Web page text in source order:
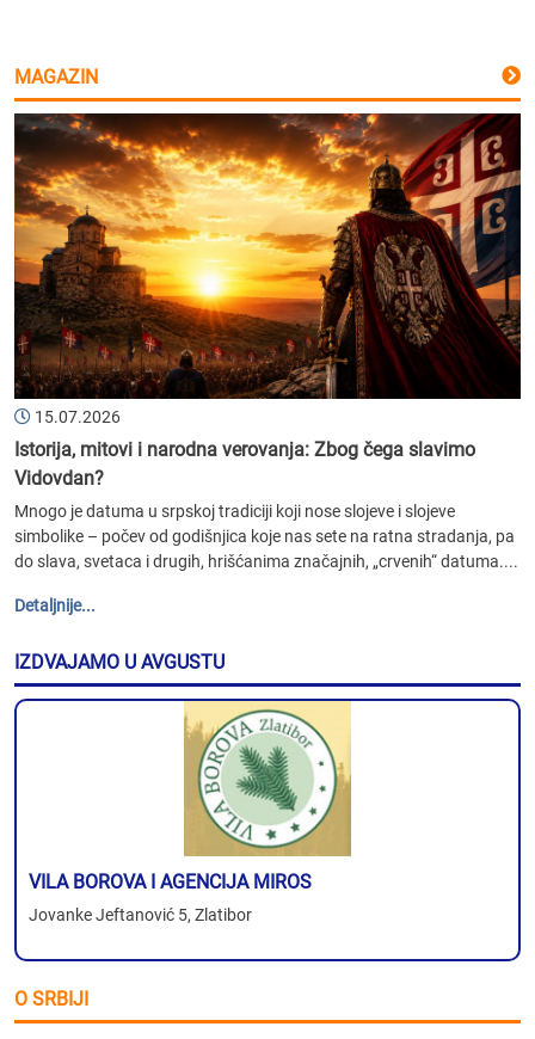
MAGAZIN
15.07.2026
Istorija, mitovi i narodna verovanja: Zbog čega slavimo
Vidovdan?
Mnogo je datuma u srpskoj tradiciji koji nose slojeve i slojeve
simbolike – počev od godišnjica koje nas sete na ratna stradanja, pa
do slava, svetaca i drugih, hrišćanima značajnih, „crvenih“ datuma....
Detaljnije...
IZDVAJAMO U AVGUSTU
VILA BOROVA I AGENCIJA MIROS
Jovanke Jeftanović 5, Zlatibor
O SRBIJI